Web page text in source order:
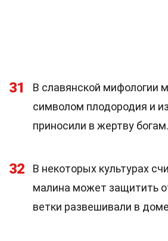
31
В славянской мифологии
символом плодородия и
приносили в жертву богам.
32
В некоторых культурах
малина может защитить
ветки развешивали в